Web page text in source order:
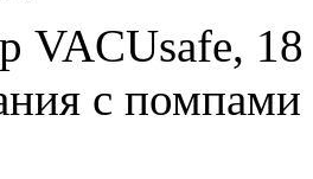
VACUsafe,
с